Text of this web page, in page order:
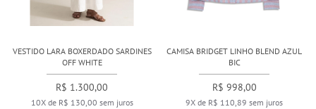
VESTIDO LARA BOXERDADO SARDINES
OFF WHITE
R$ 1.300,00
10X de R$ 130,00 sem juros
CAMISA BRIDGET LINHO BLEND AZUL
BIC
R$ 998,00
9X de R$ 110,89 sem juros